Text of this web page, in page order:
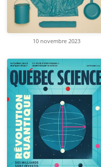
10 novembre 2023